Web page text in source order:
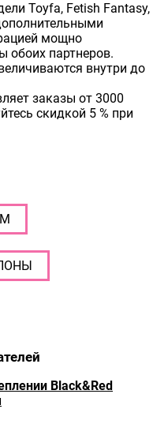
Toyfa, Fetish Fantasy,
мощно
обоих партнеров.
внутри до
заказы от 3000
скидкой 5 % при
Black&Red